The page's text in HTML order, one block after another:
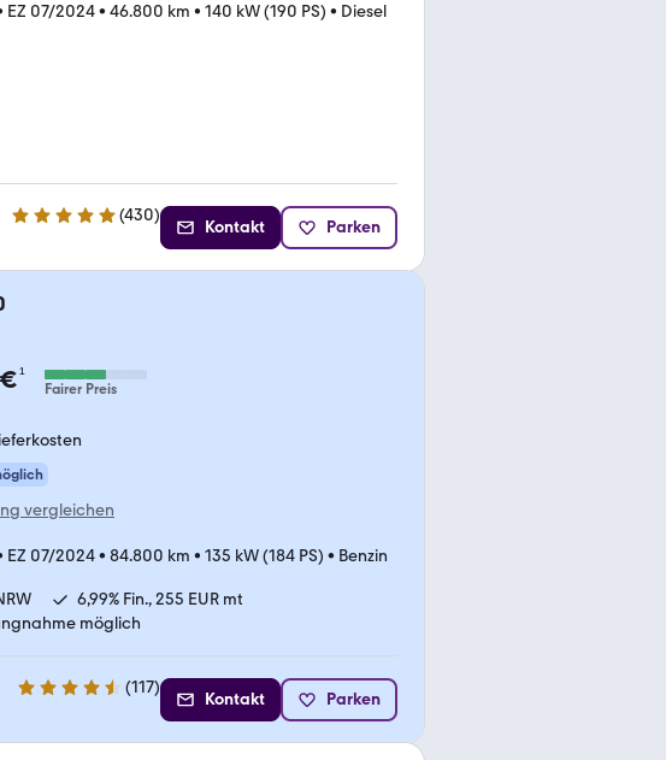
EZ 07/2024• 46.800 km • 140 kW (190 PS) • Diesel
4.8 Sterne (430)
Kontakt Parken
¹
Fairer Preis
vergleichen
EZ 07/2024• 84.800 km • 135 kW (184 PS) • Benzin
6,99% Fin., 255 EUR mt
möglich
4.6 Sterne (117)
Kontakt Parken